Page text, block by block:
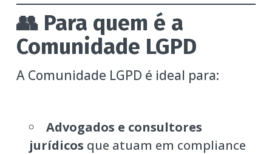
👥 Para quem é a
Comunidade LGPD
A Comunidade LGPD é ideal para:
Advogados e consultores
jurídicos que atuam em compliance